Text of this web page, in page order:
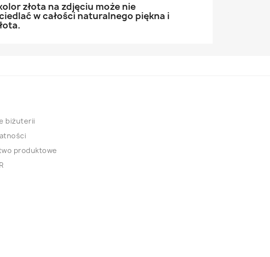
złota na zdjęciu może nie
w całości naturalnego piękna i
biżuterii
produktowe